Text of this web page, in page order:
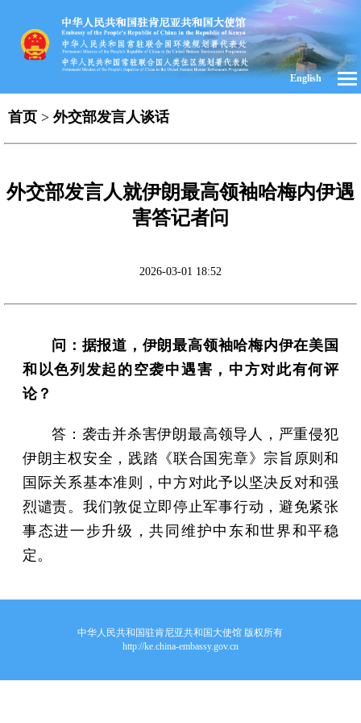
English
首页 > 外交部发言人谈话
外交部发言人就伊朗最高领袖哈梅内伊遇
害答记者问
2026-03-01 18:52
问：据报道，伊朗最高领袖哈梅内伊在美国
和以色列发起的空袭中遇害，中方对此有何评
论？
答：袭击并杀害伊朗最高领导人，严重侵犯
伊朗主权安全，践踏《联合国宪章》宗旨原则和
国际关系基本准则，中方对此予以坚决反对和强
烈谴责。我们敦促立即停止军事行动，避免紧张
事态进一步升级，共同维护中东和世界和平稳
定。
中华人民共和国驻肯尼亚共和国大使馆 版权所有
http://ke.china-embassy.gov.cn